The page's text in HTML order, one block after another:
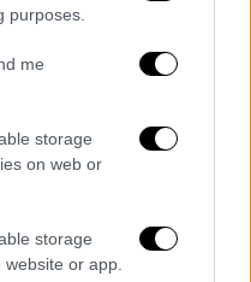
purposes.
me
storage
on web or
storage
or app.